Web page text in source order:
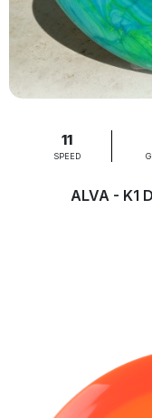
11
SPEED
ALVA - K1